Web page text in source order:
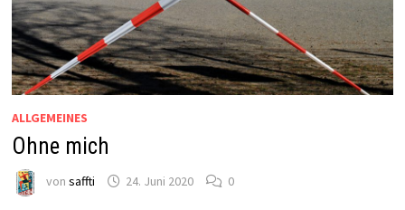
ALLGEMEINES
Ohne mich
von saffti 24. Juni 2020 0